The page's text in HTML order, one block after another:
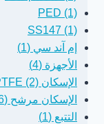
PED (1)
SS147 (1)
إم آند سي (1)
الأجهزة (4)
الإسكان PTFE (2)
الإسكان مرشح (6)
التتبع (1)